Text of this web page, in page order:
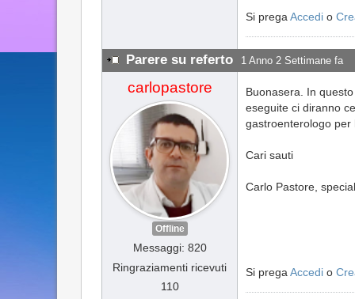
Si prega Accedi o
Parere su referto 1 Anno 2 Settimane fa
carlopastore
Offline
Messaggi: 820
Ringraziamenti ricevuti
110
Buonasera. In
eseguite ci diranno
gastroenterologo per
Cari sauti
Carlo Pastore,
Si prega Accedi o